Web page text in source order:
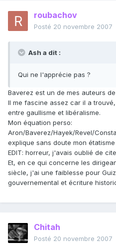
roubachov
Posté 20 novembre 2007
Ash a dit :
Qui ne l'apprécie pas ?
Baverez est un de mes auteurs
Il me fascine assez car il a
entre gaullisme et libéralisme.
Mon équation perso:
Aron/Baverez/Hayek/Revel/
explique sans doute mon
EDIT: horreur, j'avais oublié de
Et, en ce qui concerne les
siècle, j'ai une faiblesse pour
gouvernemental et écriture
Chitah
Posté 20 novembre 2007